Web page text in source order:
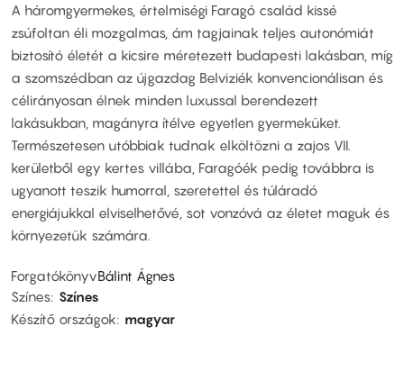
A háromgyermekes, értelmiségi Faragó család kissé
zsúfoltan éli mozgalmas, ám tagjainak teljes autonómiát
biztosító életét a kicsire méretezett budapesti lakásban, míg
a szomszédban az újgazdag Belviziék konvencionálisan és
célirányosan élnek minden luxussal berendezett
lakásukban, magányra ítélve egyetlen gyermeküket.
Természetesen utóbbiak tudnak elköltözni a zajos VII.
kerületből egy kertes villába, Faragóék pedig továbbra is
ugyanott teszik humorral, szeretettel és túláradó
energiájukkal elviselhetővé, sot vonzóvá az életet maguk és
környezetük számára.
ForgatókönyvBálint Ágnes
Színes Színes
Készítő országok
magyar